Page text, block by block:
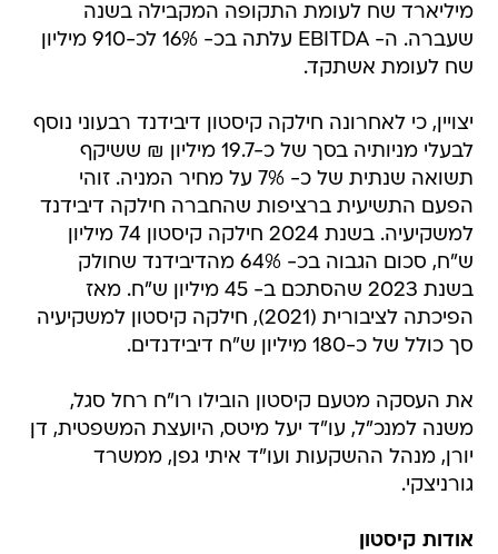
מיליארד שח לעומת התקופה המקבילה בשנה
שעברה. ה- EBITDA עלתה בכ- 16% לכ-910 מיליון
שח לעומת אשתקד.
יצויין, כי לאחרונה חילקה קיסטון דיבידנד רבעוני נוסף
לבעלי מניותיה בסך של כ-19.7 מיליון ₪ ששיקף
תשואה שנתית של כ- 7% על מחיר המניה. זוהי
הפעם התשיעית ברציפות שהחברה חילקה דיבידנד
למשקיעיה. בשנת 2024 חילקה קיסטון 74 מיליון
ש"ח, סכום הגבוה בכ- 64% מהדיבידנד שחולק
בשנת 2023 שהסתכם ב- 45 מיליון ש"ח. מאז
הפיכתה לציבורית (2021), חילקה קיסטון למשקיעיה
סך כולל של כ-180 מיליון ש"ח דיבידנדים.
את העסקה מטעם קיסטון הובילו רו"ח רחל סגל,
משנה למנכ"ל, עו"ד יעל מיטס, היועצת המשפטית, דן
יורן, מנהל ההשקעות ועו"ד איתי גפן, ממשרד
גורניצקי.
אודות קיסטון